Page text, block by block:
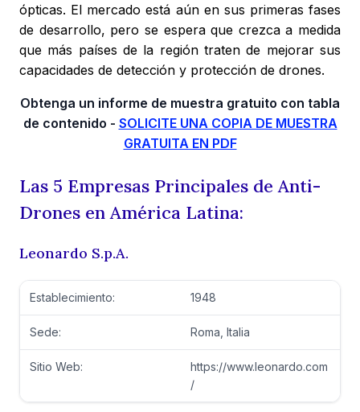
ópticas. El mercado está aún en sus primeras fases
de desarrollo, pero se espera que crezca a medida
que más países de la región traten de mejorar sus
capacidades de detección y protección de drones.
Obtenga un informe de muestra gratuito con tabla
de contenido - SOLICITE UNA COPIA DE MUESTRA
GRATUITA EN PDF
Las 5 Empresas Principales de Anti-
Drones en América Latina:
Leonardo S.p.A.
Establecimiento: 1948
Sede: Roma, Italia
Sitio Web:
https://www.leonardo.com
/